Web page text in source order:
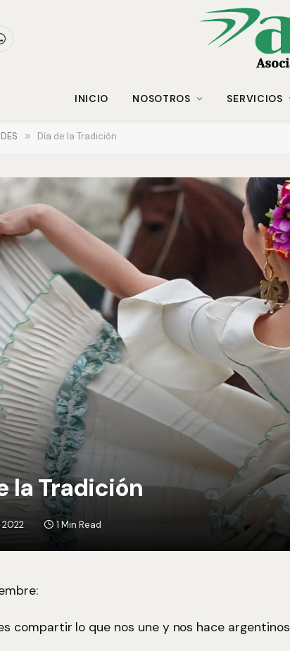
INICIO NOSOTROS SERVICIOS
» Día de la Tradición
la Tradición
2022 1 Min Read
compartir lo que nos une y nos hace argentinos